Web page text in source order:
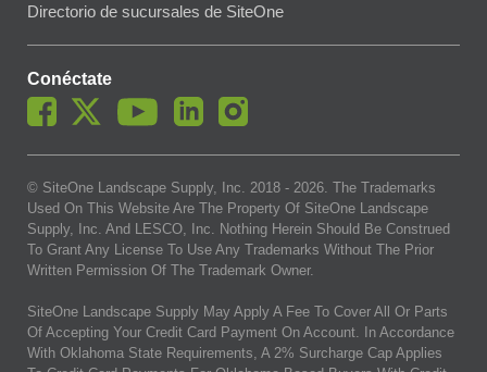
Directorio de sucursales de SiteOne
Conéctate
© SiteOne Landscape Supply, Inc. 2018 - 2026. The Trademarks
Used On This Website Are The Property Of SiteOne Landscape
Supply, Inc. And LESCO, Inc. Nothing Herein Should Be Construed
To Grant Any License To Use Any Trademarks Without The Prior
Written Permission Of The Trademark Owner.
SiteOne Landscape Supply May Apply A Fee To Cover All Or Parts
Of Accepting Your Credit Card Payment On Account. In Accordance
With Oklahoma State Requirements, A 2% Surcharge Cap Applies